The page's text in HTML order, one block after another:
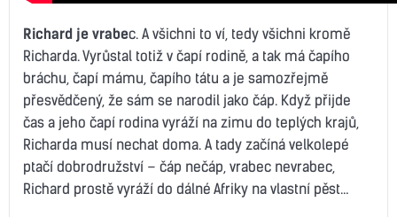
Richard je vrabec. A všichni to ví, tedy všichni kromě
Richarda. Vyrůstal totiž v čapí rodině, a tak má čapího
bráchu, čapí mámu, čapího tátu a je samozřejmě
přesvědčený, že sám se narodil jako čáp. Když přijde
čas a jeho čapí rodina vyráží na zimu do teplých krajů,
Richarda musí nechat doma. A tady začíná velkolepé
ptačí dobrodružství – čáp nečáp, vrabec nevrabec,
Richard prostě vyráží do dálné Afriky na vlastní pěst…